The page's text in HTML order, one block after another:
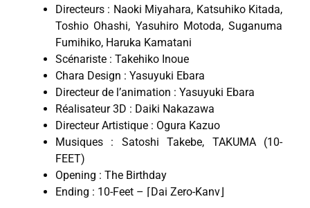
Directeurs : Naoki Miyahara, Katsuhiko Kitada,
Toshio Ohashi, Yasuhiro Motoda, Suganuma
Fumihiko, Haruka Kamatani
Scénariste : Takehiko Inoue
Chara Design : Yasuyuki Ebara
Directeur de l’animation : Yasuyuki Ebara
Réalisateur 3D : Daiki Nakazawa
Directeur Artistique : Ogura Kazuo
Musiques : Satoshi Takebe, TAKUMA (10-
FEET)
Opening : The Birthday
Ending : 10-Feet – ⌈Dai Zero-Kanv⌋